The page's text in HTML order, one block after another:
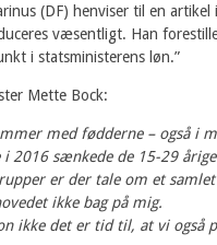
(DF) henviser til en
væsentligt. Han
i statsministerens løn.”
Mette Bock:
med fødderne – også i
i 2016 sænkede de 15-29
er der tale om et
ikke bag på mig.
ikke det er tid til, at vi også